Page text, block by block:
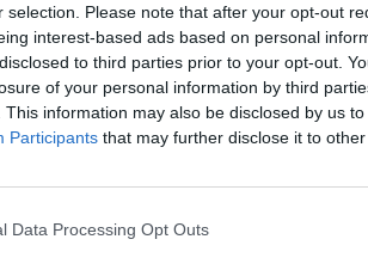
selection. Please note that after your opt-out
interest-based ads based on personal
to third parties prior to your opt-out.
of your personal information by third
This information may also be disclosed by us
Participants that may further disclose it to other
Data Processing Opt Outs
νέο εσώρουχο για τα γυναικεία μέλη
προδιαγραφές όσον αφορά την
ενώ ταιριάζει με το χρώμα της
κώδικα ένδυσης του στρατού
διατάξεις που αφορούν
του μεγάλου ενδιαφέροντος που
πληθυσμό για να καταταγεί στις